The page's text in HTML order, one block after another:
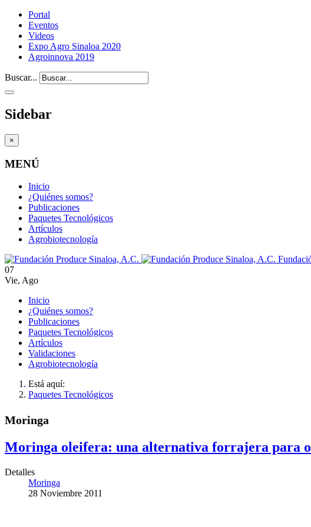
Portal
Eventos
Videos
Expo Agro Sinaloa 2020
Agroinnova 2019
Buscar...
Sidebar
×
MENÚ
Inicio
¿Quiénes somos?
Publicaciones
Paquetes Tecnológicos
Artículos
Agrobiotecnología
07
Vie, Ago
Inicio
¿Quiénes somos?
Publicaciones
Paquetes Tecnológicos
Artículos
Validaciones
Agrobiotecnología
Está aquí:
Paquetes Tecnológicos
Moringa
Moringa oleifera: una alternativa forrajera para
Detalles
Moringa
28 Noviembre 2011